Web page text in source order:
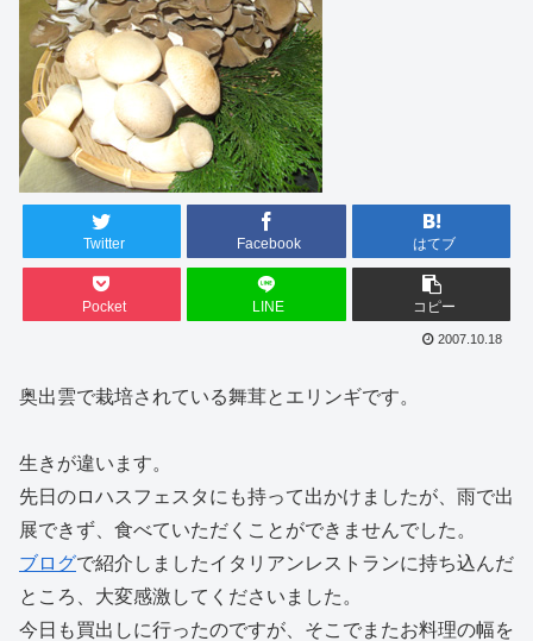
Twitter Facebook はてブ
Pocket LINE コピー
2007.10.18
奥出雲で栽培されている舞茸とエリンギです。
生きが違います。
先日のロハスフェスタにも持って出かけましたが、雨で出
展できず、食べていただくことができませんでした。
ブログで紹介しましたイタリアンレストランに持ち込んだ
ところ、大変感激してくださいました。
今日も買出しに行ったのですが、そこでまたお料理の幅を